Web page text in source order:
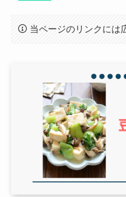
当ページのリンクには